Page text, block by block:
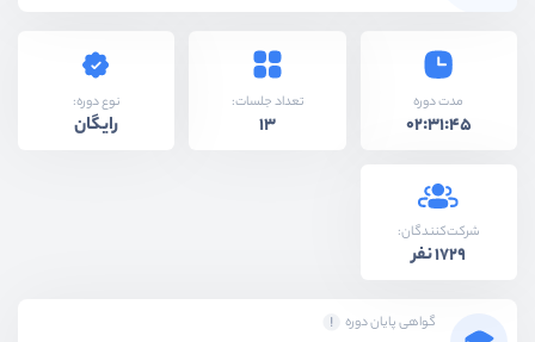
مدت دوره
02:31:45
تعداد جلسات:
13
نوع دوره:
رایگان
شرکت‌کنندگان:
1729 نفر
گواهی پایان دوره